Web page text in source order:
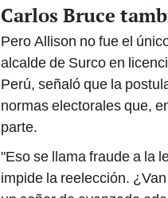
Carlos Bruce
Pero Allison no fue el
alcalde de Surco en
Perú, señaló que la
normas electorales que,
parte.
"Eso se llama fraude a la
impide la reelección.